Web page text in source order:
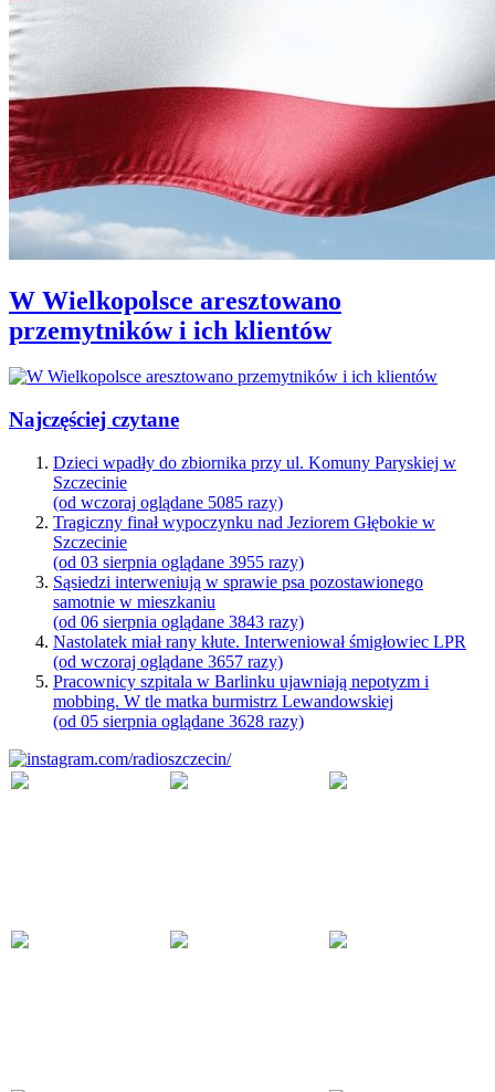
W Wielkopolsce aresztowano
przemytników i ich klientów
Najczęściej czytane
Dzieci wpadły do zbiornika przy ul. Komuny Paryskiej w
Szczecinie
(od wczoraj oglądane 5085 razy)
Tragiczny finał wypoczynku nad Jeziorem Głębokie w
Szczecinie
(od 03 sierpnia oglądane 3955 razy)
Sąsiedzi interweniują w sprawie psa pozostawionego
samotnie w mieszkaniu
(od 06 sierpnia oglądane 3843 razy)
Nastolatek miał rany kłute. Interweniował śmigłowiec LPR
(od wczoraj oglądane 3657 razy)
Pracownicy szpitala w Barlinku ujawniają nepotyzm i
mobbing. W tle matka burmistrz Lewandowskiej
(od 05 sierpnia oglądane 3628 razy)